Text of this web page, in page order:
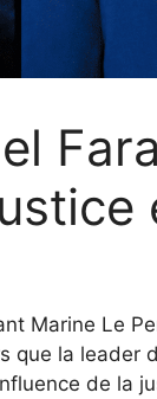
Marine Le
la leader
de la